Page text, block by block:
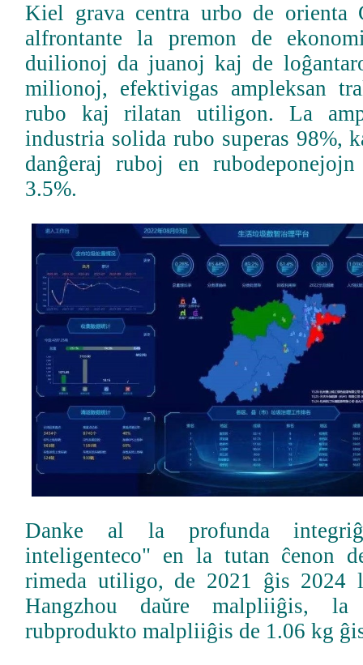
Kiel grava centra urbo de orienta
alfrontante la premon de
duilionoj da juanoj kaj de
milionoj, efektivigas ampleksan
rubo kaj rilatan utiligon. La
industria solida rubo superas 98%,
danĝeraj ruboj en
3.5%.
Danke al la profunda
inteligenteco" en la tutan ĉenon
rimeda utiligo, de 2021 ĝis 2024
Hangzhou daŭre malpliiĝis, la
rubprodukto malpliiĝis de 1.06 kg